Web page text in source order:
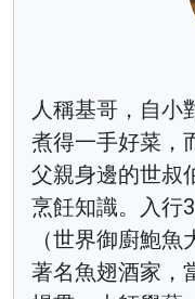
人稱基哥，自小
煮得一手好菜，
父親身邊的世叔
烹飪知識。入行
（世界御廚鮑
著名魚翅酒家，